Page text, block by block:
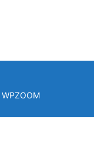
WPZOOM